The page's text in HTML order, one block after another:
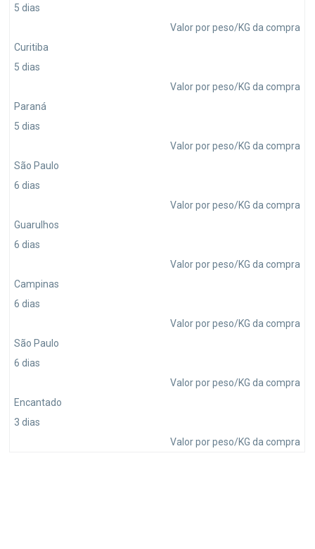
5 dias
Valor por peso/KG da compra
Curitiba
5 dias
Valor por peso/KG da compra
Paraná
5 dias
Valor por peso/KG da compra
São Paulo
6 dias
Valor por peso/KG da compra
Guarulhos
6 dias
Valor por peso/KG da compra
Campinas
6 dias
Valor por peso/KG da compra
São Paulo
6 dias
Valor por peso/KG da compra
Encantado
3 dias
Valor por peso/KG da compra